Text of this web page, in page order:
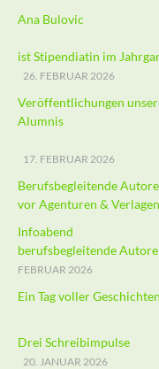
Ana Bulovic
ist Stipendiatin im
26. FEBRUAR 2026
Veröffentlichungen
Alumnis
17. FEBRUAR 2026
Berufsbegleitende
vor Agenturen & Verlagen
Infoabend
berufsbegleitende
FEBRUAR 2026
Ein Tag voller Geschichten
Drei Schreibimpulse
20. JANUAR 2026